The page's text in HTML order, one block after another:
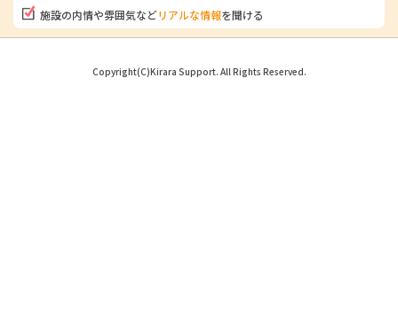
施設の内情や雰囲気などリアルな情報を聞ける
Copyright(C)Kirara Support. All Rights Reserved.